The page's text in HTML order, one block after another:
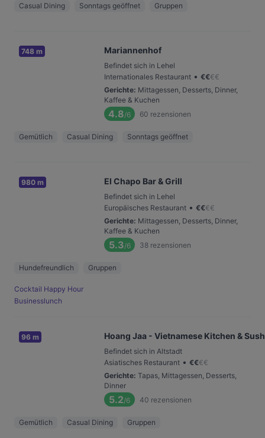
Casual Dining Sonntags geöffnet Gruppen
748 m Mariannenhof
Befindet sich in Lehel
Internationales Restaurant • €€€€
Gerichte: Mittagessen, Desserts, Dinner,
Kaffee & Kuchen
4.8/6 60 rezensionen
Gemütlich Casual Dining Sonntags geöffnet
980 m El Chapo Bar & Grill
Befindet sich in Lehel
Europäisches Restaurant • €€€€
Gerichte: Mittagessen, Desserts, Dinner,
Kaffee & Kuchen
5.3/6 38 rezensionen
Hundefreundlich Gruppen
Cocktail Happy Hour
Businesslunch
96 m Hoang Jaa - Vietnamese Kitchen &
Befindet sich in Altstadt
Asiatisches Restaurant • €€€€
Gerichte: Tapas, Mittagessen, Desserts,
Dinner
5.2/6 40 rezensionen
Gemütlich Casual Dining Gruppen